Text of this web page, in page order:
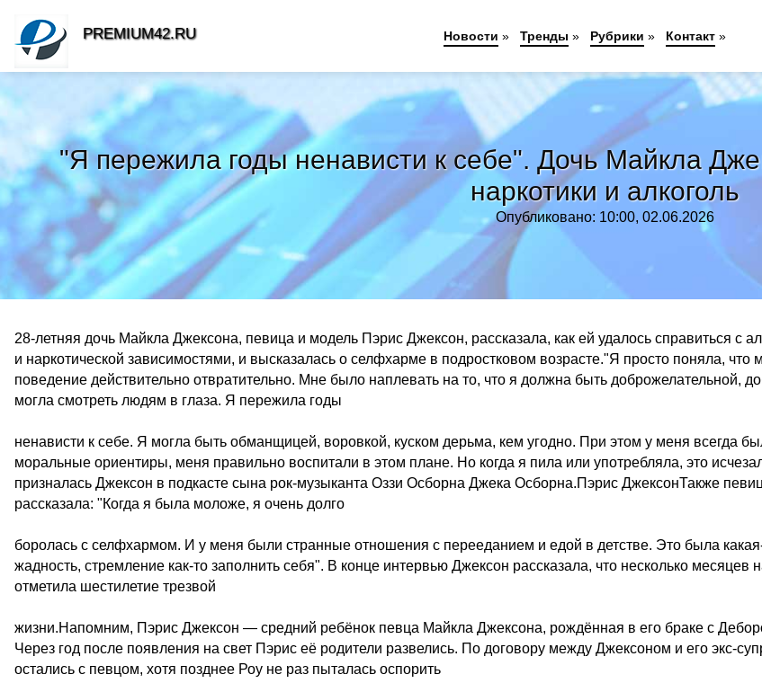
"Я пережила годы ненависти к себе". Дочь Майкла
наркотики и алкоголь
Опубликовано: 10:00, 02.06.2026
28-летняя дочь Майкла Джексона, певица и модель Пэрис Джексон, рассказала, как ей удалось справиться с
и наркотической зависимостями, и высказалась о селфхарме в подростковом возрасте."Я просто поняла, что
поведение действительно отвратительно. Мне было наплевать на то, что я должна быть доброжелательной,
могла смотреть людям в глаза. Я пережила годы
ненависти к себе. Я могла быть обманщицей, воровкой, куском дерьма, кем угодно. При этом у меня всегда
моральные ориентиры, меня правильно воспитали в этом плане. Но когда я пила или употребляла, это
призналась Джексон в подкасте сына рок-музыканта Оззи Осборна Джека Осборна.Пэрис ДжексонТакже
рассказала: "Когда я была моложе, я очень долго
боролась с селфхармом. И у меня были странные отношения с перееданием и едой в детстве. Это была
жадность, стремление как-то заполнить себя". В конце интервью Джексон рассказала, что несколько месяцев
отметила шестилетие трезвой
жизни.Напомним, Пэрис Джексон — средний ребёнок певца Майкла Джексона, рождённая в его браке с
Через год после появления на свет Пэрис её родители развелись. По договору между Джексоном и его экс-
остались с певцом, хотя позднее Роу не раз пыталась оспорить
PREMIUM42.RU Новости » Тренды » Рубрики » Контакт »